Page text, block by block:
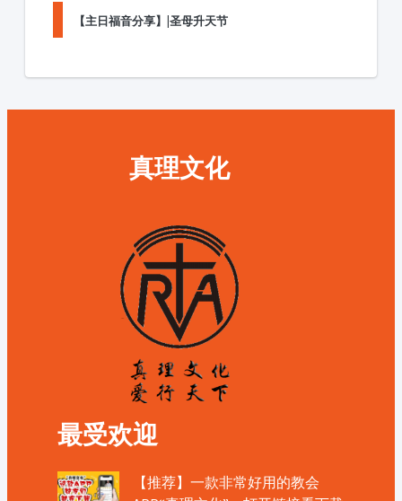
【主日福音分享】|圣母升天节
真理文化
最受欢迎
【推荐】一款非常好用的教会